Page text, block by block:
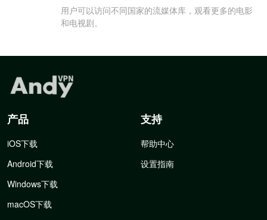
用户可以访问不同国家的流媒体库，观看更多的电影
和电视剧。
产品
iOS下载
Android下载
Windows下载
macOS下载
支持
帮助中心
设置指南